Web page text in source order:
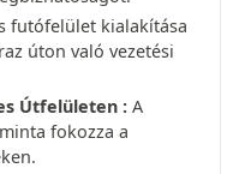
futófelület kialakítása
úton való vezetési
Útfelületen : A
fokozza a